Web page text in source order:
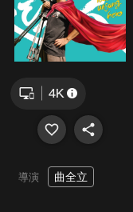
導演 曲全立